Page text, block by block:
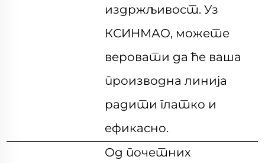
издржљивост. Уз
КСИНМАО, можете
веровати да ће ваша
производна линија
радити глатко и
ефикасно.
Од почетних